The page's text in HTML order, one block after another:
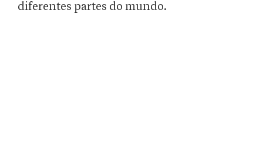
diferentes partes do mundo.